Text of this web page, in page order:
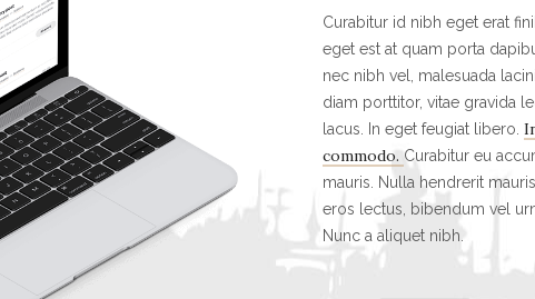
Curabitur id nibh eget erat
eget est at quam porta
nec nibh vel, malesuada
diam porttitor, vitae gravida
lacus. In eget feugiat libero.
commodo.Curabitur eu
mauris. Nulla hendrerit
eros lectus, bibendum vel
Nunc a aliquet nibh.